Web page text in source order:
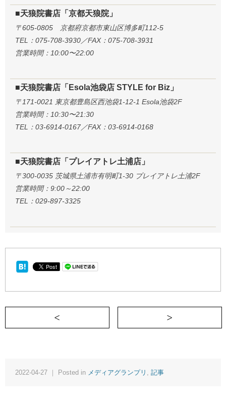
■天狼院書店「京都天狼院」
〒605-0805 京都府京都市東山区博多町112-5
TEL：075-708-3930／FAX：075-708-3931
営業時間：10:00〜22:00
■天狼院書店「Esola池袋店 STYLE for Biz」
〒171-0021 東京都豊島区西池袋1-12-1 Esola池袋2F
営業時間：10:30〜21:30
TEL：03-6914-0167／FAX：03-6914-0168
■天狼院書店「プレイアトレ土浦店」
〒300-0035 茨城県土浦市有明町1-30 プレイアトレ土浦2F
営業時間：9:00～22:00
TEL：029-897-3325
＜ クラシック音楽との出会いは、パクチ
2022-04-27 ｜ Posted in メディアグランプリ 記事